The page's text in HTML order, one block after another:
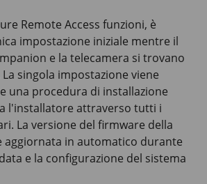
Remote Access funzioni, è
impostazione iniziale mentre il
e la telecamera si trovano
singola impostazione viene
una procedura di installazione
l'installatore attraverso tutti i
La versione del firmware della
aggiornata in automatico durante
e la configurazione del sistema